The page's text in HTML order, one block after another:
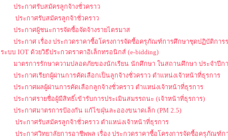
ประกาศรับสมัครลูกจ้างชั่วคราว
ประกาศรับสมัครลูกจ้าชั่วคราว
ประกาศผู้ชนะการจัดซื้อจัดจ้างรายไตรมาส
ประกาศ เรื่อง ประกวดราคาซื้อโครงการจัดซื้อครุภัณฑ์การศึกษาชุดปฏิบัติการ
ระบบ IOT ด้วยวิธีประกวดราคาอิเล็กทรอนิกส์ (e-bidding)
มาตรการรักษาความปลอดภัยของนักเรียน นักศึกษา ในสถานศึกษา ประจำปีก
ประกาศเรียกผู้ผ่านการคัดเลือกเป็นลูกจ้างชั่วคราว ตำแหน่งเจ้าหน้าที่ธุรการ
ประกาศผลผู้ผ่านการคัดเลือกลูกจ้างชั่วคราว ตำแหน่งเจ้าหน้าที่ธุรการ
ประกาศรายชื่อผู้มีสิทธิ์เข้ารับการประเมินสมรรถนะ (เจ้าหน้าที่ธุรการ)
ประกาศมาตรการป้องกัน แก้ไขฝุ่นละอองขนาดเล็ก (PM 2.5)
ประกาศรับสมัครลูกจ้าชั่วคราว ตำแหน่งเจ้าหน้าที่ธุรการ
ประกาศวิทยาลัยการอาชีพพล เรื่อง ประกวดราคาซื้อโครงการจัดซื้อครุภัณฑ์